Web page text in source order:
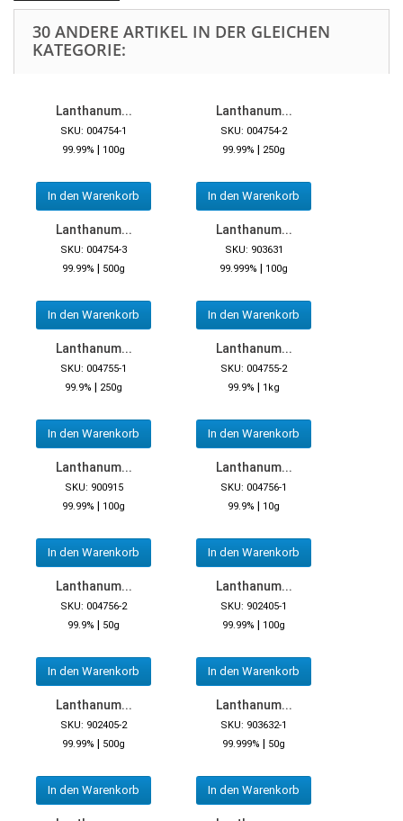
30 ANDERE ARTIKEL IN DER GLEICHEN
KATEGORIE:
Lanthanum...
SKU: 004754-1
99.99% | 100g
In den Warenkorb
Lanthanum...
SKU: 004754-2
99.99% | 250g
In den Warenkorb
Lanthanum...
SKU: 004754-3
99.99% | 500g
In den Warenkorb
Lanthanum...
SKU: 903631
99.999% | 100g
In den Warenkorb
Lanthanum...
SKU: 004755-1
99.9% | 250g
In den Warenkorb
Lanthanum...
SKU: 004755-2
99.9% | 1kg
In den Warenkorb
Lanthanum...
SKU: 900915
99.99% | 100g
In den Warenkorb
Lanthanum...
SKU: 004756-1
99.9% | 10g
In den Warenkorb
Lanthanum...
SKU: 004756-2
99.9% | 50g
In den Warenkorb
Lanthanum...
SKU: 902405-1
99.99% | 100g
In den Warenkorb
Lanthanum...
SKU: 902405-2
99.99% | 500g
In den Warenkorb
Lanthanum...
SKU: 903632-1
99.999% | 50g
In den Warenkorb